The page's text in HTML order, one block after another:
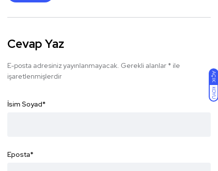
AÇIK
KOYU
Cevap Yaz
E-posta adresiniz yayınlanmayacak. Gerekli alanlar * ile
işaretlenmişlerdir
İsim Soyad*
Eposta*